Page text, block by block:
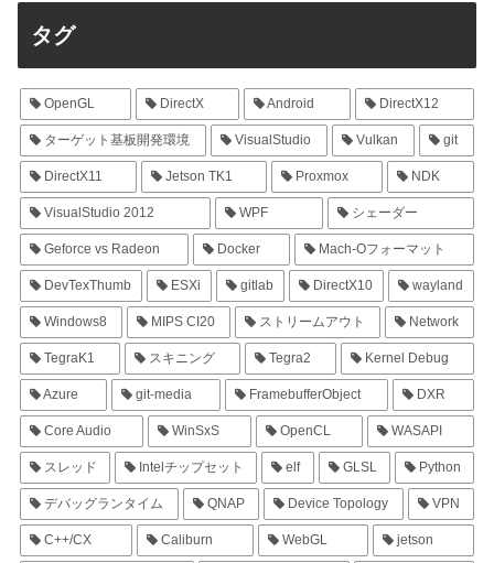
タグ
OpenGL DirectX Android DirectX12
ターゲット基板開発環境 VisualStudio Vulkan git
DirectX11 Jetson TK1 Proxmox NDK
VisualStudio 2012 WPF シェーダー
Geforce vs Radeon Docker Mach-Oフォーマット
DevTexThumb ESXi gitlab DirectX10 wayland
Windows8 MIPS CI20 ストリームアウト Network
TegraK1 スキニング Tegra2 Kernel Debug
Azure git-media FramebufferObject DXR
Core Audio WinSxS OpenCL WASAPI
スレッド Intelチップセット elf GLSL Python
デバッグランタイム QNAP Device Topology VPN
C++/CX Caliburn WebGL jetson